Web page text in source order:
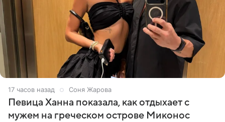
17 часов назад Соня Жарова
Певица Ханна показала, как отдыхает с
мужем на греческом острове Миконос